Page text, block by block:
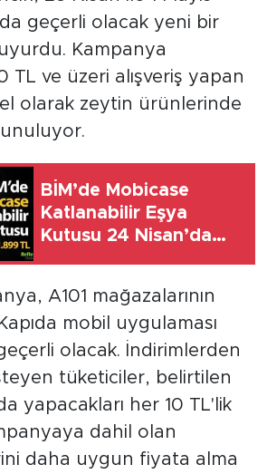
geçerli olacak yeni bir
Kampanya
TL ve üzeri alışveriş yapan
olarak zeytin ürünlerinde
BİM’de Mobicase
Katlanabilir Eşya
Kutusu 24 Nisan’da
A101 mağazalarının
mobil uygulaması
olacak. İndirimlerden
tüketiciler, belirtilen
yapacakları her 10 TL'lik
dahil olan
daha uygun fiyata alma